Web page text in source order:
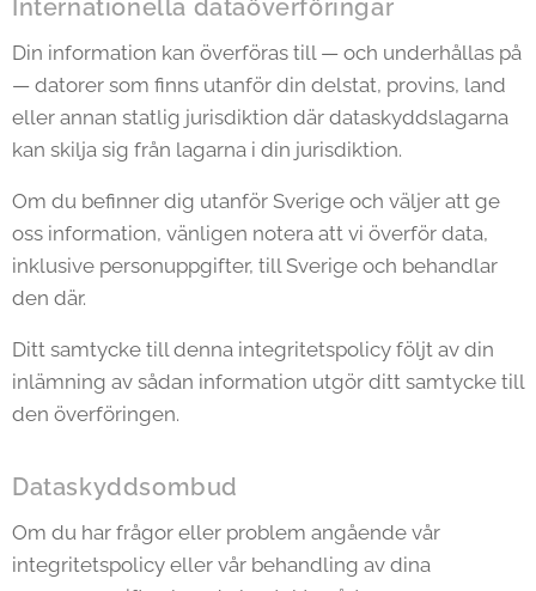
Internationella dataöverföringar
Din information kan överföras till — och underhållas på
— datorer som finns utanför din delstat, provins, land
eller annan statlig jurisdiktion där dataskyddslagarna
kan skilja sig från lagarna i din jurisdiktion.
Om du befinner dig utanför Sverige och väljer att ge
oss information, vänligen notera att vi överför data,
inklusive personuppgifter, till Sverige och behandlar
den där.
Ditt samtycke till denna integritetspolicy följt av din
inlämning av sådan information utgör ditt samtycke till
den överföringen.
Dataskyddsombud
Om du har frågor eller problem angående vår
integritetspolicy eller vår behandling av dina